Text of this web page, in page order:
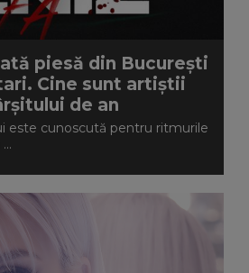
piesă din București
Cine sunt artiștii
de an
este cunoscută pentru ritmurile